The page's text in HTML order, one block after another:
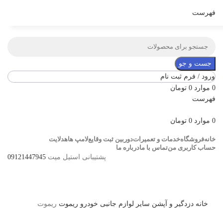
فهرست
جست و جو
ورود / فرم ثبت نام
0 موارد 0 تومان
فهرست
0 موارد 0 تومان
خانهفروشگاهخدمات و تعمیراتدوربین ثبت وقایعلامپ هاهدلایت
حساب کاربری منتماس با مادرباره ما
پشتیبانی استیل میت 09121447945
خانه دزدگیر و آپشن سایر لوازم جانبی خودرو ریموت ریموت